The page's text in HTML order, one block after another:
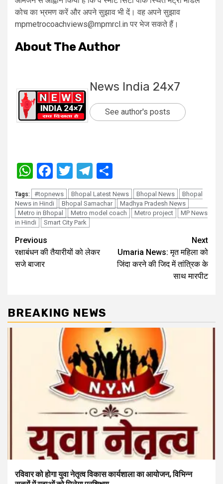
कोच का भ्रमण करें और अपने सुझाव भी दें। वह अपने सुझाव
mpmetrocoachviews@mpmrcl.in पर भेज सकते हैं।
About The Author
News India 24x7
See author's posts
WhatsApp
Facebook
TwitterTelegram
Tags: #topnews Bhopal Latest News Bhopal News
Bhopal
News in Hindi
Bhopal Samachar
Madhya Pradesh News
Metro in Bhopal
Metro model coach Metro project
MP News
in Hindi
Smart City Park
Post
navigation
Previous
रक्षाबंधन की तैयारीयों को लेकर
सजे बाजार
Next
Umaria News: मृत महिला को
जिंदा करने की जिद में तांत्रिक के
साथ मारपीट
BREAKING NEWS
रविवार को होगा युवा नेतृत्व विकास कार्यशाला का आयोजन, विभिन्न